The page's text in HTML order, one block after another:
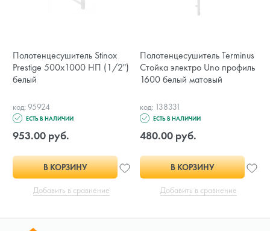
Полотенцесушитель Stinox
Prestige 500x1000 НП (1/2")
белый
код: 95924
ЕСТЬ В НАЛИЧИИ
953.00 руб.
В КОРЗИНУ
Добавить в сравнение
Полотенцесушитель Terminus
Стойка электро Uno профиль
1600 белый матовый
код: 138331
ЕСТЬ В НАЛИЧИИ
480.00 руб.
В КОРЗИНУ
Добавить в сравнение